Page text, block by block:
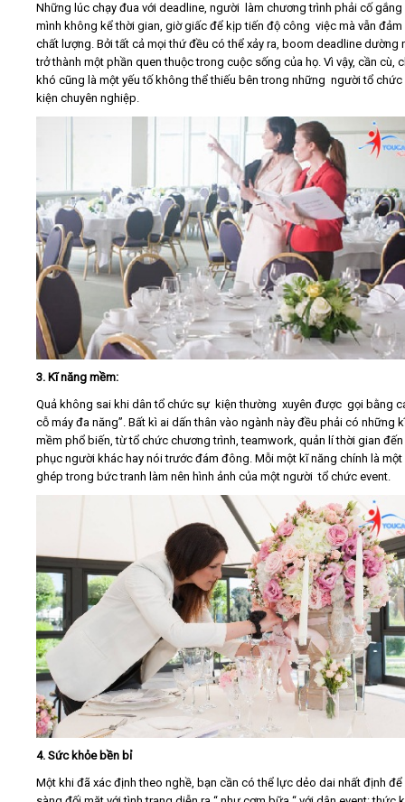
Những lúc chạy đua với deadline, người làm chương trình phải cố gắng
mình không kể thời gian, giờ giấc để kịp tiến độ công việc mà vẫn
chất lượng. Bởi tất cả mọi thứ đều có thể xảy ra, boom deadline dường
trở thành một phần quen thuộc trong cuộc sống của họ. Vì vậy, cần cù,
khó cũng là một yếu tố không thể thiếu bên trong những người tổ
kiện chuyên nghiệp.
3. Kĩ năng mềm:
Quả không sai khi dân tổ chức sự kiện thường xuyên được gọi bằng
cỗ máy đa năng”. Bất kì ai dấn thân vào ngành này đều phải có những
mềm phổ biến, từ tổ chức chương trình, teamwork, quản lí thời gian
phục người khác hay nói trước đám đông. Mỗi một kĩ năng chính là một
ghép trong bức tranh làm nên hình ảnh của một người tổ chức event.
4. Sức khỏe bền bỉ
Một khi đã xác định theo nghề, bạn cần có thể lực dẻo dai nhất định để